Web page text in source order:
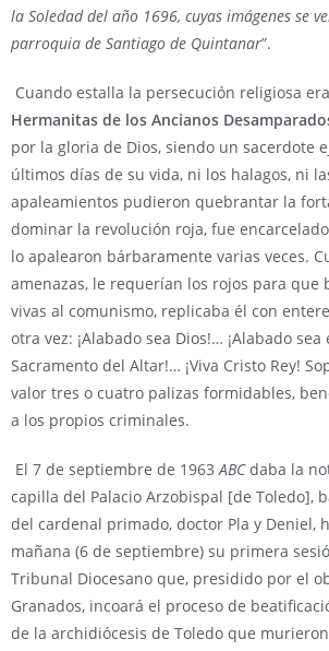
la Soledad del año 1696, cuyas imágenes se
parroquia de Santiago de Quintanar”.
Cuando estalla la persecución religiosa
Hermanitas de los Ancianos
por la gloria de Dios, siendo un sacerdote
últimos días de su vida, ni los halagos, ni
apaleamientos pudieron quebrantar la
dominar la revolución roja, fue
lo apalearon bárbaramente varias veces.
amenazas, le requerían los rojos para que
vivas al comunismo, replicaba él con
otra vez: ¡Alabado sea Dios!… ¡Alabado
Sacramento del Altar!… ¡Viva Cristo Rey!
valor tres o cuatro palizas formidables,
a los propios criminales.
El 7 de septiembre de 1963ABCdaba la
capilla del Palacio Arzobispal [de Toledo],
del cardenal primado, doctor Pla y Deniel,
mañana (6 de septiembre) su primera
Tribunal Diocesano que, presidido por el
Granados, incoará el proceso de
de la archidiócesis de Toledo que